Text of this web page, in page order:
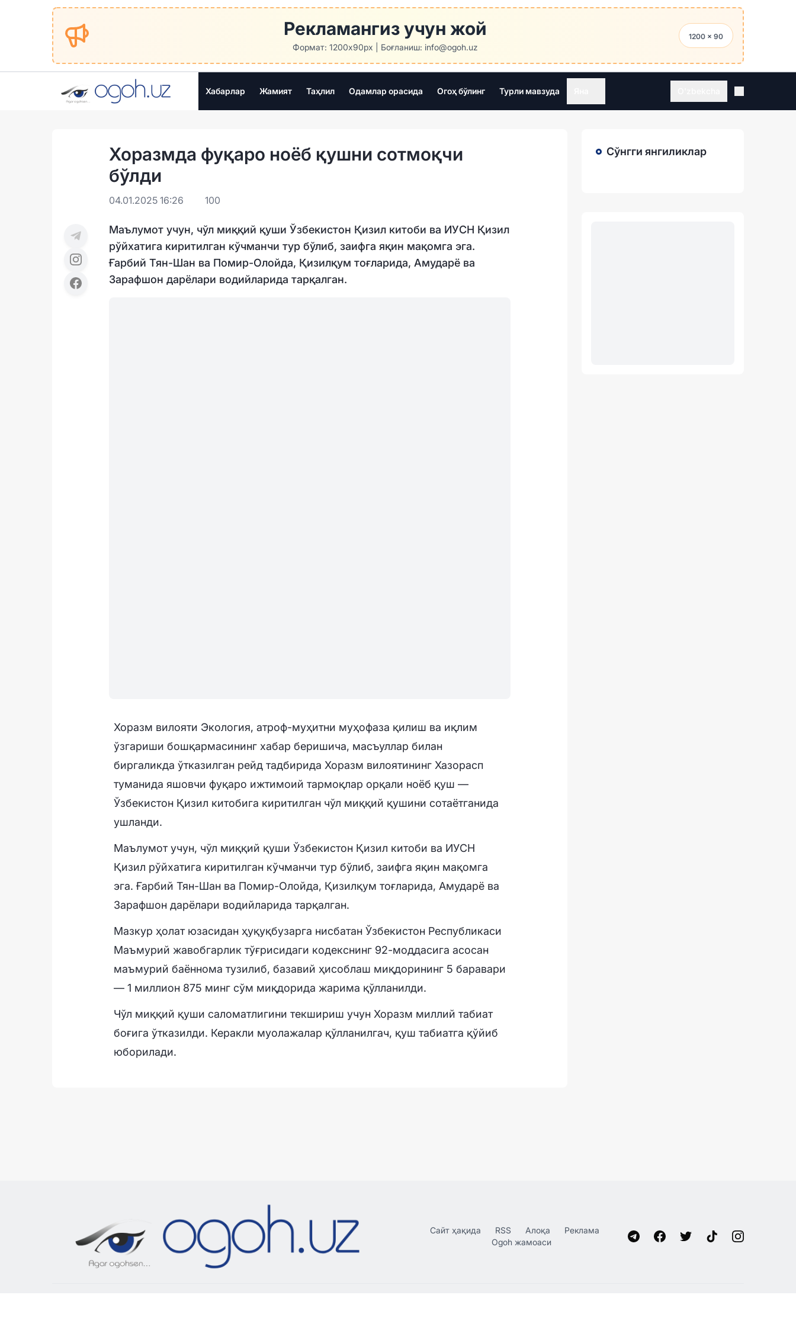
Рекламангиз учун жой
Формат: 1200x90px | Боғланиш: info@ogoh.uz
1200 × 90
Хабарлар Жамият Таҳлил Одамлар орасида Огоҳ бўлинг Турли мавзуда
Хоразмда фуқаро ноёб қушни сотмоқчи
бўлди
04.01.2025 16:26 100
Маълумот учун, чўл миққий қуши Ўзбекистон Қизил китоби ва ИУCН Қизил
рўйхатига киритилган кўчманчи тур бўлиб, заифга яқин мақомга эга.
Ғарбий Тян-Шан ва Помир-Олойда, Қизилқум тоғларида, Амударё ва
Зарафшон дарёлари водийларида тарқалган.
Хоразм вилояти Экология, атроф-муҳитни муҳофаза қилиш ва иқлим
ўзгариши бошқармасининг хабар беришича, масъуллар билан
биргаликда ўтказилган рейд тадбирида Хоразм вилоятининг Хазорасп
туманида яшовчи фуқаро ижтимоий тармоқлар орқали ноёб қуш —
Ўзбекистон Қизил китобига киритилган чўл миққий қушини сотаётганида
ушланди.
Маълумот учун, чўл миққий қуши Ўзбекистон Қизил китоби ва ИУCН
Қизил рўйхатига киритилган кўчманчи тур бўлиб, заифга яқин мақомга
эга. Ғарбий Тян-Шан ва Помир-Олойда, Қизилқум тоғларида, Амударё ва
Зарафшон дарёлари водийларида тарқалган.
Мазкур ҳолат юзасидан ҳуқуқбузарга нисбатан Ўзбекистон Республикаси
Маъмурий жавобгарлик тўғрисидаги кодекснинг 92-моддасига асосан
маъмурий баённома тузилиб, базавий ҳисоблаш миқдорининг 5 баравари
— 1 миллион 875 минг сўм миқдорида жарима қўлланилди.
Чўл миққий қуши саломатлигини текшириш учун Хоразм миллий табиат
боғига ўтказилди. Керакли муолажалар қўлланилгач, қуш табиатга қўйиб
юборилади.
Сўнгги янгиликлар
Сайт ҳақида RSS Алоқа
Реклама
Ogoh жамоаси